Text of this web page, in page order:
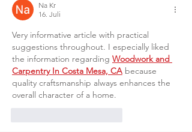
Na Kr
16. Juli
Very informative article with practical
suggestions throughout. I especially liked
the information regarding Woodwork and
Carpentry In Costa Mesa, CA because
quality craftsmanship always enhances the
overall character of a home.